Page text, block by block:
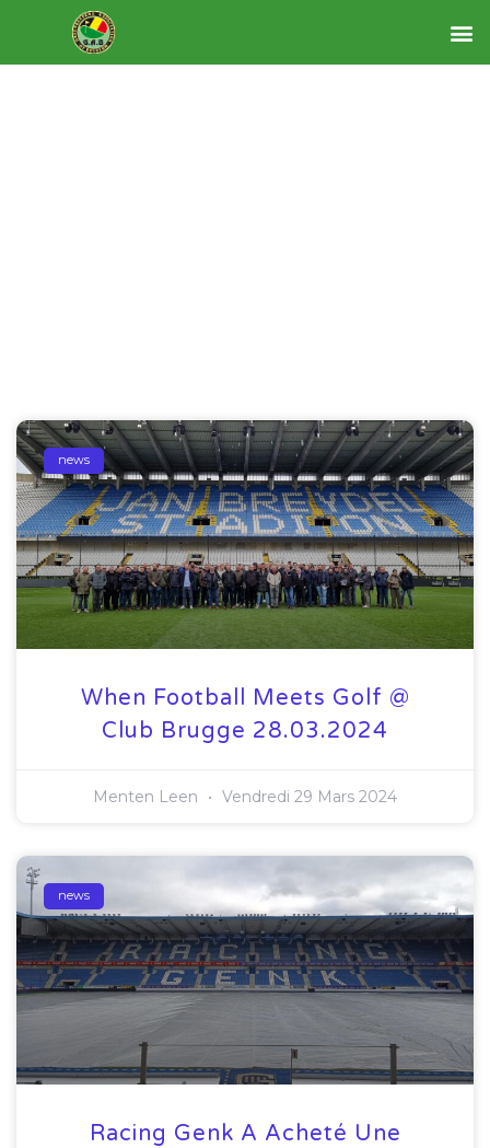
news
When Football Meets Golf @
Club Brugge 28.03.2024
Menten Leen Vendredi 29 Mars 2024
news
Racing Genk A Acheté Une